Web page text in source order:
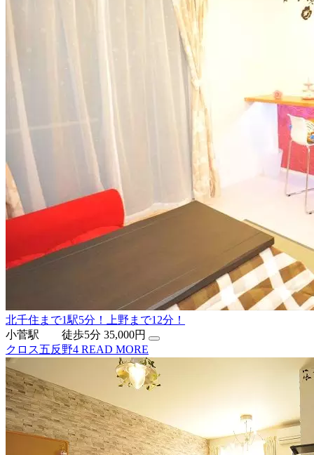
北千住まで1駅5分！上野まで12分！
小菅駅 徒歩5分 35,000円
クロス五反野4 READ MORE